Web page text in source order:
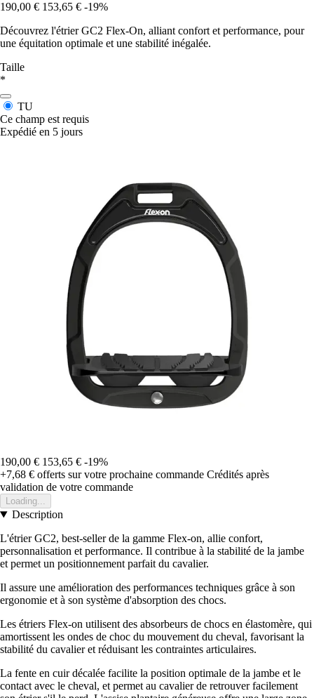
190,00 € 153,65 € -19%
Découvrez l'étrier GC2 Flex-On, alliant confort et performance, pour
une équitation optimale et une stabilité inégalée.
Taille
*
TU
Ce champ est requis
Expédié en 5 jours
190,00 € 153,65 € -19%
+7,68 € offerts sur votre prochaine commande Crédités après
validation de votre commande
Loading...
Description
L'étrier GC2, best-seller de la gamme Flex-on, allie confort,
personnalisation et performance. Il contribue à la stabilité de la jambe
et permet un positionnement parfait du cavalier.
Il assure une amélioration des performances techniques grâce à son
ergonomie et à son système d'absorption des chocs.
Les étriers Flex-on utilisent des absorbeurs de chocs en élastomère, qui
amortissent les ondes de choc du mouvement du cheval, favorisant la
stabilité du cavalier et réduisant les contraintes articulaires.
La fente en cuir décalée facilite la position optimale de la jambe et le
contact avec le cheval, et permet au cavalier de retrouver facilement